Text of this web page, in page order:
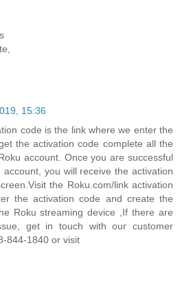
15:36
code is the link where we enter the
the activation code complete all the
account. Once you are successful
you will receive the activation
the Roku.com/link activation
the activation code and create the
Roku streaming device ,If there are
get in touch with our customer
844-1840 or visit